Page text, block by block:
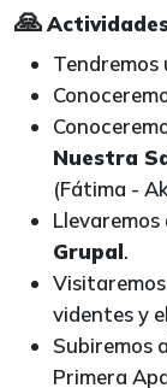
🙏
Tendremos
Nuestra
(Fátima -
Grupal.
videntes y
Subiremos
Primera